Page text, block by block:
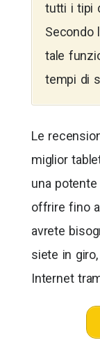
tutti i tipi
Secondo
tale
tempi di
Le
miglior
una
offrire fino
avrete
siete in
Internet